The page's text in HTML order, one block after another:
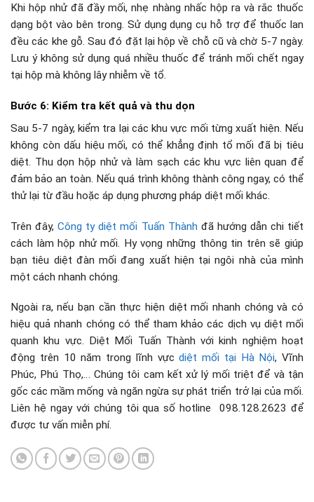
Khi hộp nhử đã đầy mối, nhẹ nhàng nhấc hộp ra và rắc thuốc
dạng bột vào bên trong. Sử dụng dụng cụ hỗ trợ để thuốc lan
đều các khe gỗ. Sau đó đặt lại hộp về chỗ cũ và chờ 5-7 ngày.
Lưu ý không sử dụng quá nhiều thuốc để tránh mối chết ngay
tại hộp mà không lây nhiễm về tổ.
Bước 6: Kiểm tra kết quả và thu dọn
Sau 5-7 ngày, kiểm tra lại các khu vực mối từng xuất hiện. Nếu
không còn dấu hiệu mối, có thể khẳng định tổ mối đã bị tiêu
diệt. Thu dọn hộp nhử và làm sạch các khu vực liên quan để
đảm bảo an toàn. Nếu quá trình không thành công ngay, có thể
thử lại từ đầu hoặc áp dụng phương pháp diệt mối khác.
Trên đây,Công ty diệt mối Tuấn Thành đã hướng dẫn chi tiết
cách làm hộp nhử mối. Hy vọng những thông tin trên sẽ giúp
bạn tiêu diệt đàn mối đang xuất hiện tại ngôi nhà của mình
một cách nhanh chóng.
Ngoài ra, nếu bạn cần thực hiện diệt mối nhanh chóng và có
hiệu quả nhanh chóng có thể tham khảo các dịch vụ diệt mối
quanh khu vực. Diệt Mối Tuấn Thành với kinh nghiệm hoạt
động trên 10 năm trong lĩnh vựcdiệt mối tại Hà Nội, Vĩnh
Phúc, Phú Thọ,… Chúng tôi cam kết xử lý mối triệt để và tận
gốc các mầm mống và ngăn ngừa sự phát triển trở lại của mối.
Liên hệ ngay với chúng tôi qua số hotline 098.128.2623 để
được tư vấn miễn phí.